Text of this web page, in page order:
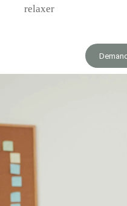
relaxer